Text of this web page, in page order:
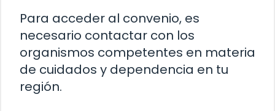
Para acceder al convenio, es
necesario contactar con los
organismos competentes en materia
de cuidados y dependencia en tu
región.